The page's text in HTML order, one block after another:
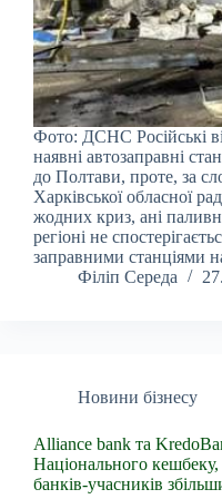
Фото: ДСНС Російські
наявні автозаправні
до Полтави, проте, за
Харківської обласної
жодних криз, ані
регіоні не
заправними станціями
Філіп Середа
Новини бізнесу
Alliance bank та
Національного кешбеку,
банків-учасників